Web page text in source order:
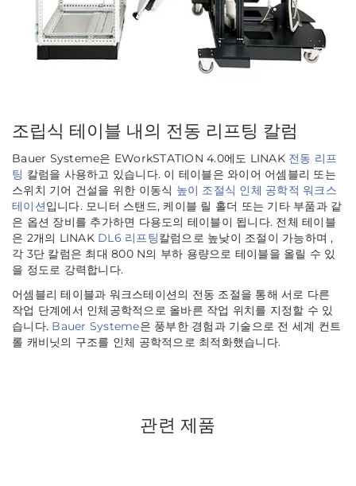
조립식 테이블 내의 전동 리프팅 칼럼
Bauer Systeme은 EWorkSTATION 4.0에도 LINAK 전동 리프
팅 칼럼을 사용하고 있습니다. 이 테이블은 와이어 어셈블리 또는
스위치 기어 건설을 위한 이동식 높이 조절식 인체 공학적 워크스
테이션입니다. 모니터 스탠드, 케이블 릴 홀더 또는 기타 부품과 같
은 옵션 장비를 추가하면 다용도의 테이블이 됩니다. 전체 테이블
은 2개의 LINAK DL6 리프팅칼럼으로 높낮이 조절이 가능하며 ,
각 3단 칼럼은 최대 800 N의 부하 용량으로 테이블을 올릴 수 있
을 정도로 강력합니다.
어셈블리 테이블과 워크스테이션의 전동 조절을 통해 서로 다른
작업 단계에서 인체공학적으로 올바른 작업 위치를 지정할 수 있
습니다. Bauer Systeme은 풍부한 경험과 기술으로 전 세계 컨트
롤 캐비닛의 구조를 인체 공학적으로 최적화했습니다.
관련 제품